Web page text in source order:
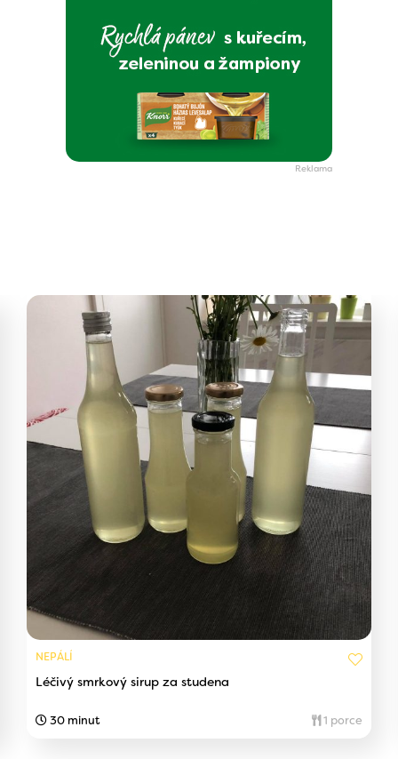
NEPÁLÍ
Léčivý smrkový sirup za studena
30 minut 1 porce